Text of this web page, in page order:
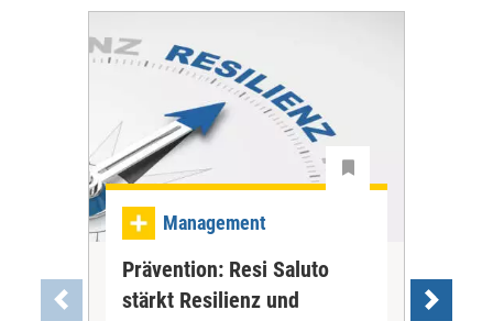
Management
Prävention: Resi Saluto
stärkt Resilienz und